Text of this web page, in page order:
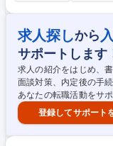
患者様との距離が近く、
更の範囲】なし 募集職種 【曽於市】准看護師・手当充実◎残業ほぼナシ
でプライベート充実◎
求人探しから
サポートします
求人の紹介をはじめ、
面談対策、内定後の手
あなたの転職活動をサポ
登録してサポート